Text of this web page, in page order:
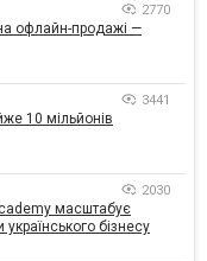
2770
офлайн-продажі —
3441
10 мільйонів
2030
масштабує
бізнесу